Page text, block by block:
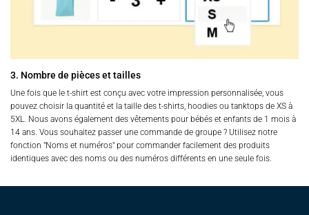
3. Nombre de pièces et tailles
Une fois que le t-shirt est conçu avec votre impression personnalisée, vous
pouvez choisir la quantité et la taille des t-shirts, hoodies ou tanktops de XS à
5XL. Nous avons également des vêtements pour bébés et enfants de 1 mois à
14 ans. Vous souhaitez passer une commande de groupe ? Utilisez notre
fonction "Noms et numéros" pour commander facilement des produits
identiques avec des noms ou des numéros différents en une seule fois.